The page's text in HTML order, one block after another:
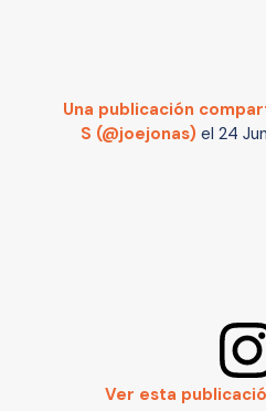
Una publicación
S (@joejonas) el 24
Ver esta